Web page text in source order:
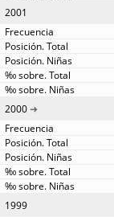
2001
2000
1999